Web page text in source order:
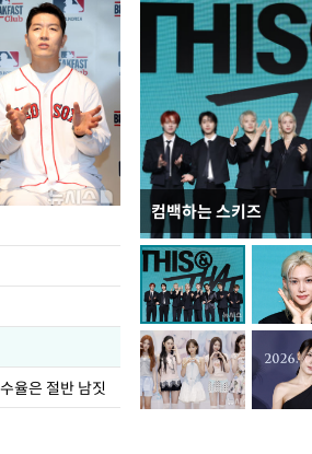
율은 절반 남짓
컴백하는 스키즈
이 대통령, 국가폭력
가 책임지고 치유"